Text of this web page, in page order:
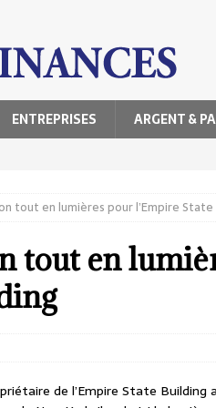
ENTREPRISES ARGENT &
tout en lumières pour l’Empire State
tout en
de l’Empire State Building